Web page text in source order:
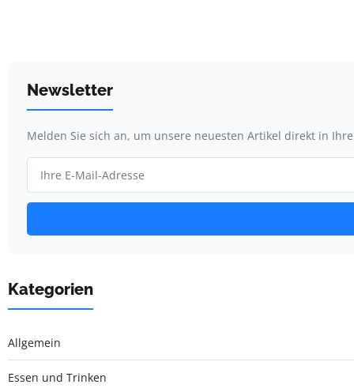
Newsletter
Melden Sie sich an, um unsere neuesten Artikel direkt in
Kategorien
Allgemein
Essen und Trinken